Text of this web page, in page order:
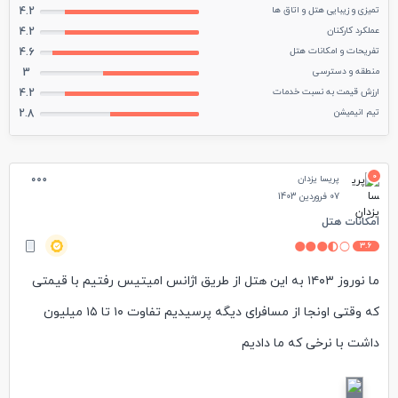
تمیزی و زیبایی هتل و اتاق ها 4.2
عملکرد کارکنان 4.2
تفریحات و امکانات هتل 4.6
منطقه و دسترسی 3
ارزش قیمت به نسبت خدمات 4.2
تیم انیمیشن 2.8
0
پریسا یزدان
07 فروردین 1403
امکانات هتل
3.6
ما نوروز ۱۴۰۳ به این هتل از طریق اژانس امیتیس رفتیم با قیمتی
که وقتی اونجا از مسافرای دیگه پرسیدیم تفاوت ۱۰ تا ۱۵ میلیون
داشت با نرخی‌ که ما دادیم
اولا غذاهای این هتل پایه همشون مرغ بود و زیاد از گوشت استفاده